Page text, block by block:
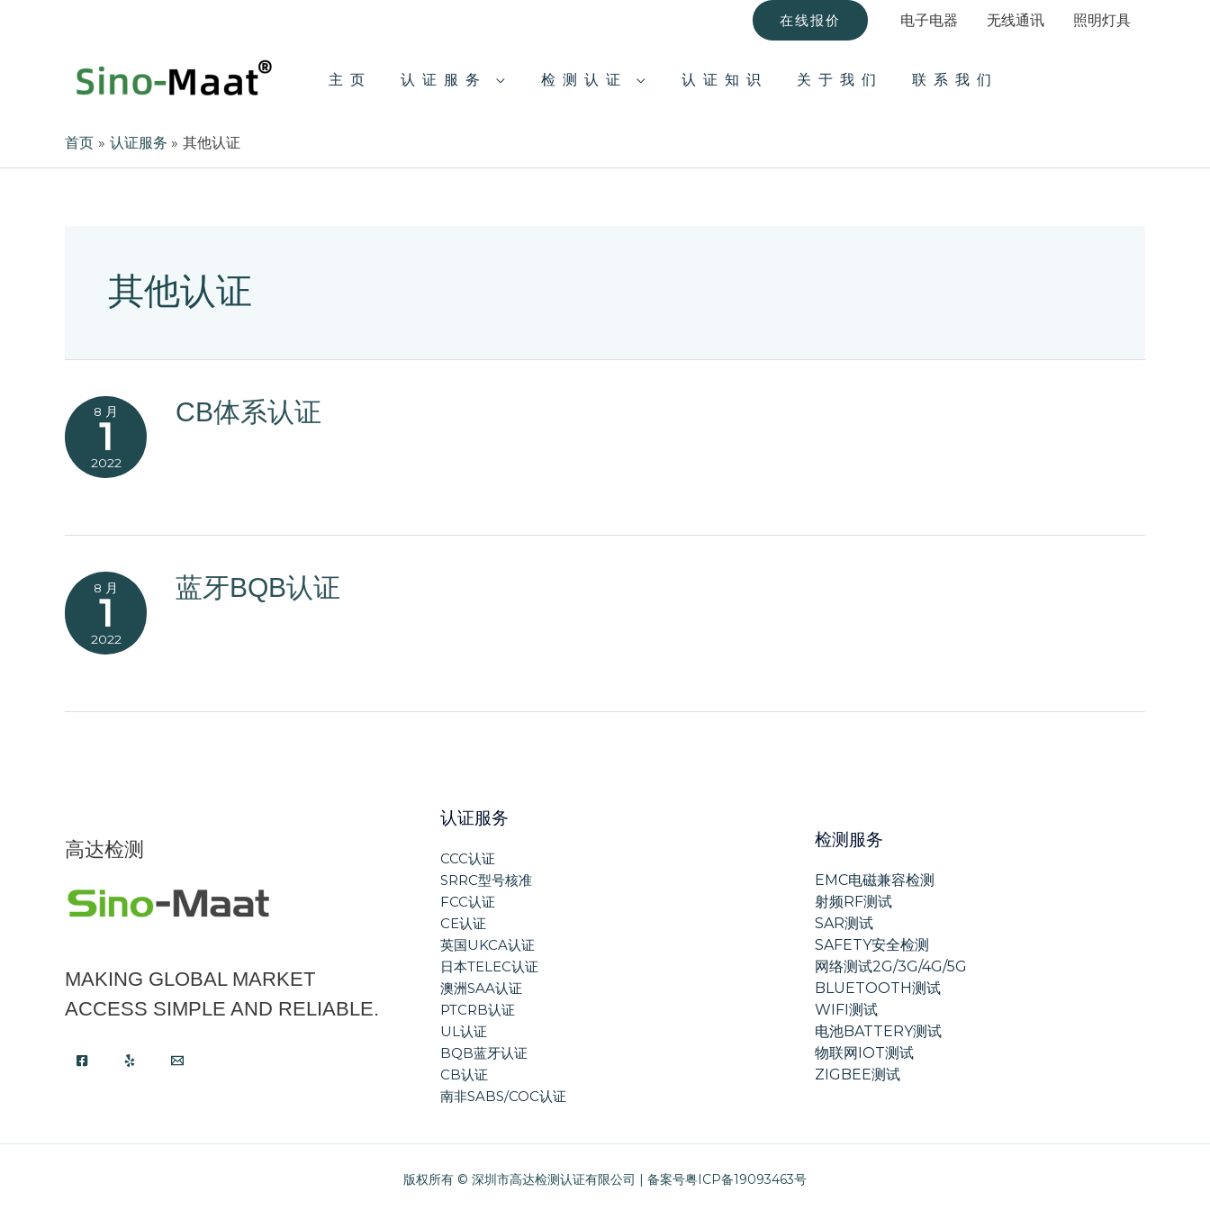
在线报价 电子电器 无线通讯 照明灯具
主页 认证服务 检测认证 认证知识 关于我们 联系我们
首页 认证服务 其他认证
其他认证
8 月
1
2022
CB体系认证
8 月
1
2022
蓝牙BQB认证
高达检测
MAKING GLOBAL MARKET
ACCESS SIMPLE AND RELIABLE.
认证服务
CCC认证
SRRC型号核准
FCC认证
CE认证
英国UKCA认证
日本TELEC认证
澳洲SAA认证
PTCRB认证
UL认证
BQB蓝牙认证
CB认证
南非SABS/COC认证
检测服务
EMC电磁兼容检测
射频RF测试
SAR测试
SAFETY安全检测
网络测试2G/3G/4G/5G
BLUETOOTH测试
WIFI测试
电池BATTERY测试
物联网IOT测试
ZIGBEE测试
版权所有 © 深圳市高达检测认证有限公司 | 备案号粤ICP备19093463号